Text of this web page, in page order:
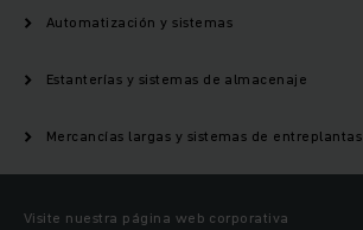
Automatización y sistemas
Estanterías y sistemas de almacenaje
Mercancías largas y sistemas de entreplantas
Visite nuestra página web corporativa